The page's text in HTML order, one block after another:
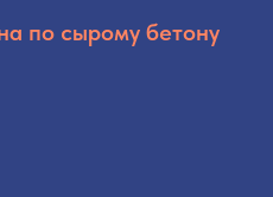
по сырому бетону